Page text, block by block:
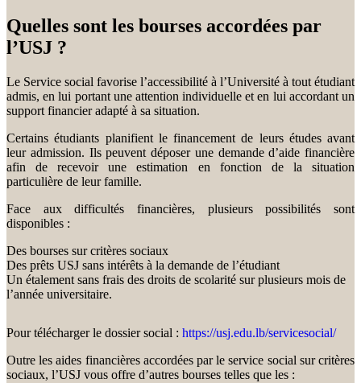
Quelles sont les bourses accordées par
l’USJ ?
Le Service social favorise l’accessibilité à l’Université à tout étudiant
admis, en lui portant une attention individuelle et en lui accordant un
support financier adapté à sa situation.
Certains étudiants planifient le financement de leurs études avant
leur admission. Ils peuvent déposer une demande d’aide financière
afin de recevoir une estimation en fonction de la situation
particulière de leur famille.
Face aux difficultés financières, plusieurs possibilités sont
disponibles :
Des bourses sur critères sociaux
Des prêts USJ sans intérêts à la demande de l’étudiant
Un étalement sans frais des droits de scolarité sur plusieurs mois de
l’année universitaire.
Pour télécharger le dossier social : https://usj.edu.lb/servicesocial/
Outre les aides financières accordées par le service social sur critères
sociaux, l’USJ vous offre d’autres bourses telles que les :